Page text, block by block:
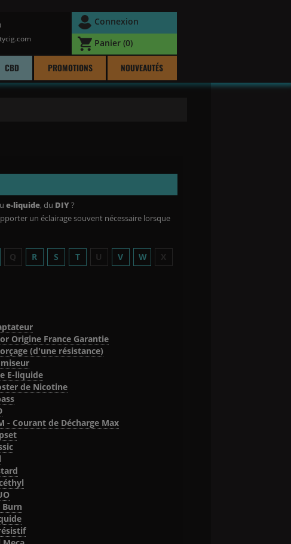
Connexion
Panier (0)
CBD PROMOTIONS NOUVEAUTÉS
e-liquide, du DIY?
un éclairage souvent nécessaire lorsque
Q R S T U V W X
Origine France Garantie
(d'une résistance)
E-liquide
de Nicotine
- Courant de Décharge Max
Burn